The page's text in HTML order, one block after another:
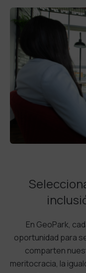
En GeoPark,
oportunidad para
comparten
meritocracia, la